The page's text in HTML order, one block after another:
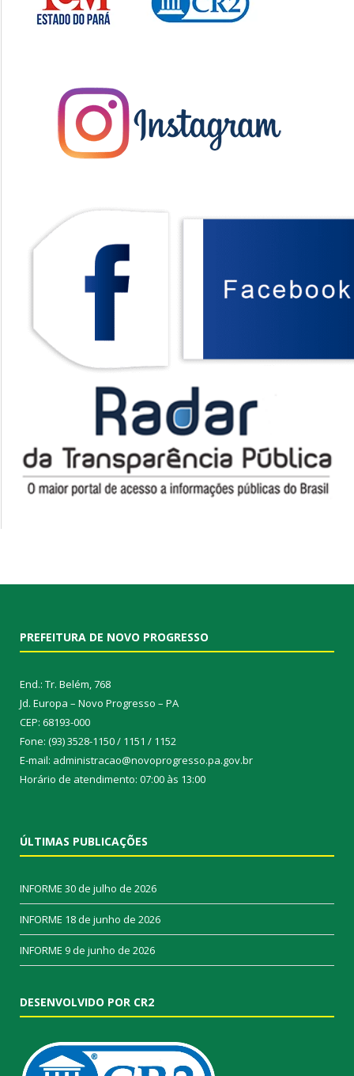
PREFEITURA DE NOVO PROGRESSO
End.: Tr. Belém, 768
Jd. Europa – Novo Progresso – PA
CEP: 68193-000
Fone: (93) 3528-1150 / 1151 / 1152
E-mail: administracao@novoprogresso.pa.gov.br
Horário de atendimento: 07:00 às 13:00
ÚLTIMAS PUBLICAÇÕES
INFORME 30 de julho de 2026
INFORME 18 de junho de 2026
INFORME 9 de junho de 2026
DESENVOLVIDO POR CR2